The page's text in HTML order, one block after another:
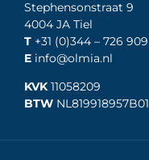
Stephensonstraat 9
4004 JA Tiel
T +31 (0)344 – 726 909
E info@olmia.nl
KVK11058209
BTW NL819918957B01